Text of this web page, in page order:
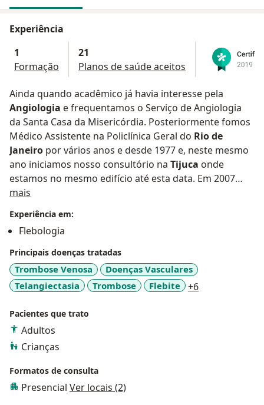
Experiência
1
Formação
21
Planos de saúde aceitos
Ainda quando acadêmico já havia interesse pela
Angiologia e frequentamos o Serviço de Angiologia
da Santa Casa da Misericórdia. Posteriormente fomos
Médico Assistente na Policlínica Geral do Rio de
Janeiro por vários anos e desde 1977 e, neste mesmo
ano iniciamos nosso consultório na Tijuca onde
estamos no mesmo edifício até esta data. Em 2007
abrimos os atendimentos na
mantido até a presente data. Em todos esses anos
muitos foram os congressos em que participamos
tanto no Rio quanto em vários estados do Brasil assim
como no exterior, destes os mais recentes foram na
Suíça, Londres, Porto, Milão, Istambul e Atenas ano
passado. Ano passado também participamos do
Encontro de Angiologia eCirurgia Vascular
Internacional de Flebologia em Belo Horizonte.
mais
Experiência em:
Flebologia
Principais doenças tratadas
Trombose Venosa
Doenças Vasculares
Telangiectasia
Trombose Flebite +6
Pacientes que trato
Adultos
Crianças
Formatos de consulta
Presencial Ver locais (2)